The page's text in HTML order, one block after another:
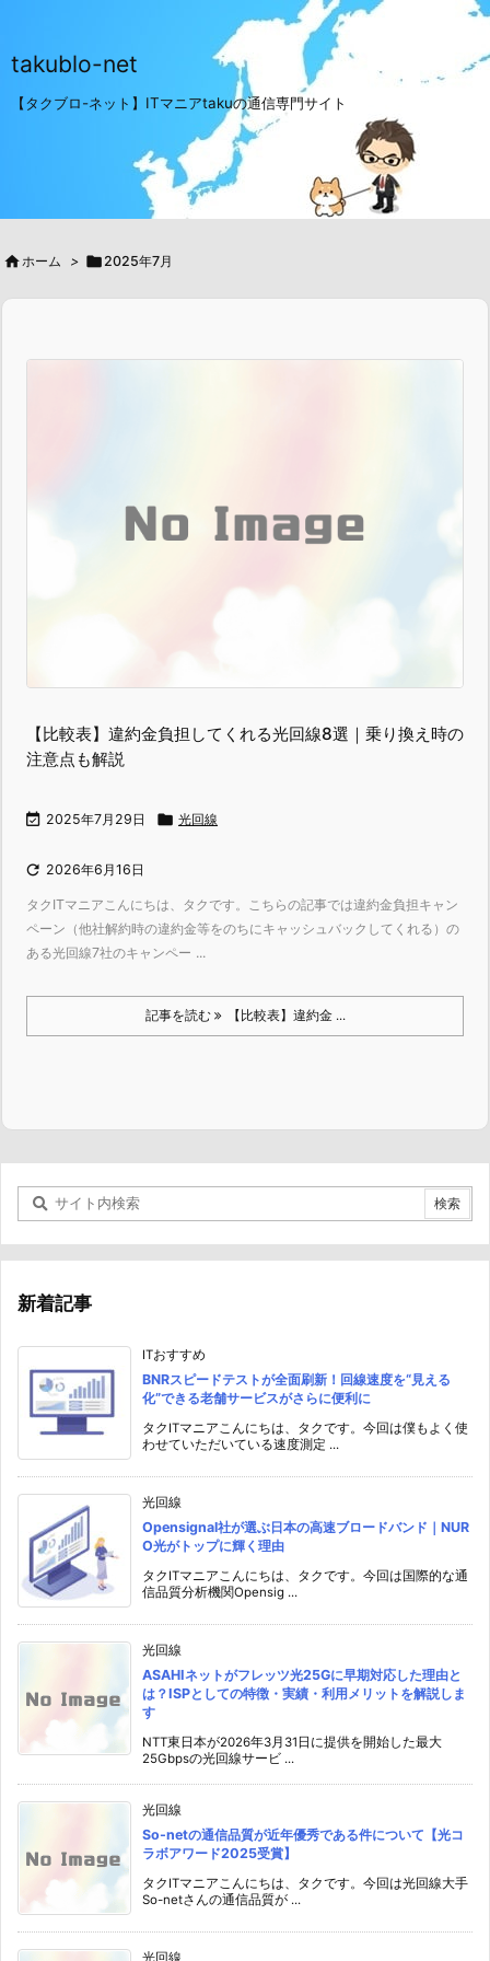
takublo-net
【タクブロ-ネット】ITマニアtakuの通信専門サイト
ホーム > 2025年7月
【比較表】違約金負担してくれる光回線8選｜乗り換え時の
注意点も解説
 2025年7月29日  光回線
 2026年6月16日
タクITマニアこんにちは、タクです。こちらの記事では違約金負担キャン
ペーン（他社解約時の違約金等をのちにキャッシュバックしてくれる）の
ある光回線7社のキャンペー ...
記事を読む 【比較表】違約金 ...
新着記事
ITおすすめ
BNRスピードテストが全面刷新！回線速度を“見える
化”できる老舗サービスがさらに便利に
タクITマニアこんにちは、タクです。今回は僕もよく使
わせていただいている速度測定 ...
光回線
Opensignal社が選ぶ日本の高速ブロードバンド｜NUR
O光がトップに輝く理由
タクITマニアこんにちは、タクです。今回は国際的な通
信品質分析機関Opensig ...
光回線
ASAHIネットがフレッツ光25Gに早期対応した理由と
は？ISPとしての特徴・実績・利用メリットを解説しま
す
NTT東日本が2026年3月31日に提供を開始した最大
25Gbpsの光回線サービ ...
光回線
So-netの通信品質が近年優秀である件について【光コ
ラボアワード2025受賞】
タクITマニアこんにちは、タクです。今回は光回線大手
So-netさんの通信品質が ...
光回線